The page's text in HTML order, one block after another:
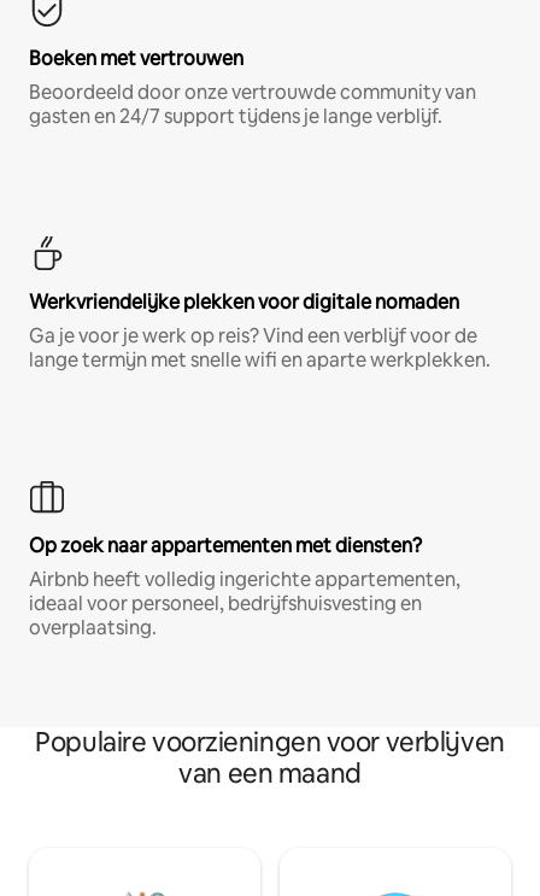
Boeken met vertrouwen
Beoordeeld door onze vertrouwde community van
gasten en 24/7 support tijdens je lange verblijf.
Werkvriendelijke plekken voor digitale nomaden
Ga je voor je werk op reis? Vind een verblijf voor de
lange termijn met snelle wifi en aparte werkplekken.
Op zoek naar appartementen met diensten?
Airbnb heeft volledig ingerichte appartementen,
ideaal voor personeel, bedrijfshuisvesting en
overplaatsing.
Populaire voorzieningen voor verblijven
van een maand